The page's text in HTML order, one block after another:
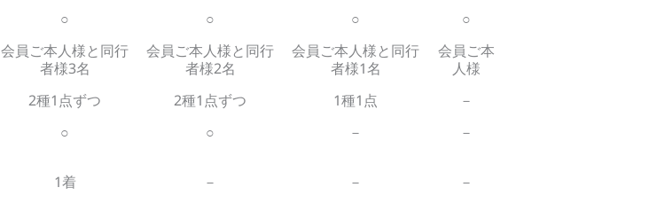
○ ○ ○
○
会員ご本人様と同行
者様3名
会員ご本人様と同行
者様2名
会員ご本人様と同行
者様1名
会員ご本
人様
2種1点ずつ 2種1点ずつ 1種1点
－
○ ○ － －
1着 － － －